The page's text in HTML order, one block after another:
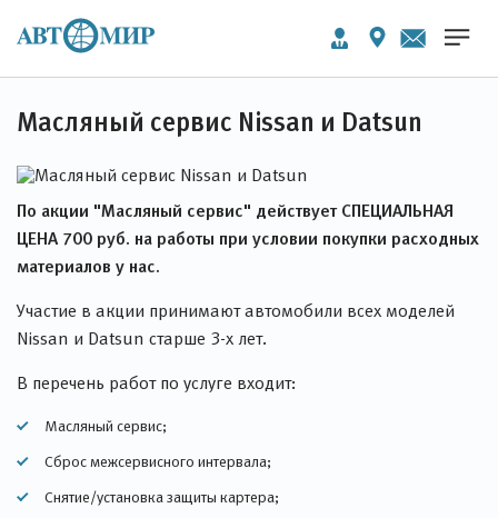
Масляный сервис Nissan и Datsun
По акции "Масляный сервис" действует СПЕЦИАЛЬНАЯ
ЦЕНА 700 руб. на работы при условии покупки расходных
материалов у нас.
Участие в акции принимают автомобили всех моделей
Nissan и Datsun старше 3-х лет.
В перечень работ по услуге входит:
Масляный сервис;
Сброс межсервисного интервала;
Снятие/установка защиты картера;